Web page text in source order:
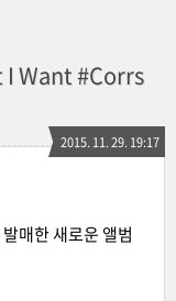
I Want #Corrs
2015. 11. 29. 19:17
매한 새로운 앨범